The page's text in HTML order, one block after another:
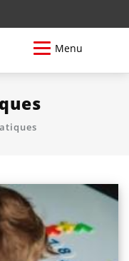
Menu